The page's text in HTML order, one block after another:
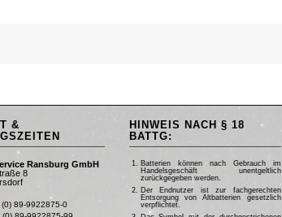
&
Ransburg GmbH
8
89-9922875-0
HINWEIS NACH § 18
BATTG:
Batterien können nach Gebrauch im
Handelsgeschäft unentgeltlich
zurückgegeben werden.
Der Endnutzer ist zur fachgerechten
Entsorgung von Altbatterien gesetzlich
verpflichtet.